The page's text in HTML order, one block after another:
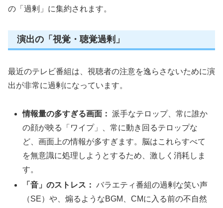
の「過剰」に集約されます。
演出の「視覚・聴覚過剰」
最近のテレビ番組は、視聴者の注意を逸らさないために演
出が非常に過剰になっています。
情報量の多すぎる画面： 派手なテロップ、常に誰か
の顔が映る「ワイプ」、常に動き回るテロップな
ど、画面上の情報が多すぎます。脳はこれらすべて
を無意識に処理しようとするため、激しく消耗しま
す。
「音」のストレス： バラエティ番組の過剰な笑い声
（SE）や、煽るようなBGM、CMに入る前の不自然